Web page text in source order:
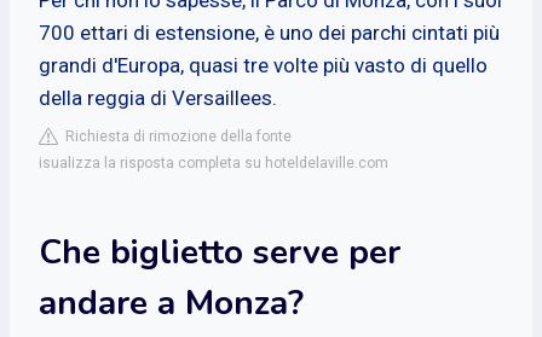
700 ettari di estensione, è uno dei parchi cintati più
grandi d'Europa, quasi tre volte più vasto di quello
della reggia di Versaillees.
Richiesta di rimozione della fonte
isualizza la risposta completa su hoteldelaville.com
Che biglietto serve per
andare a Monza?